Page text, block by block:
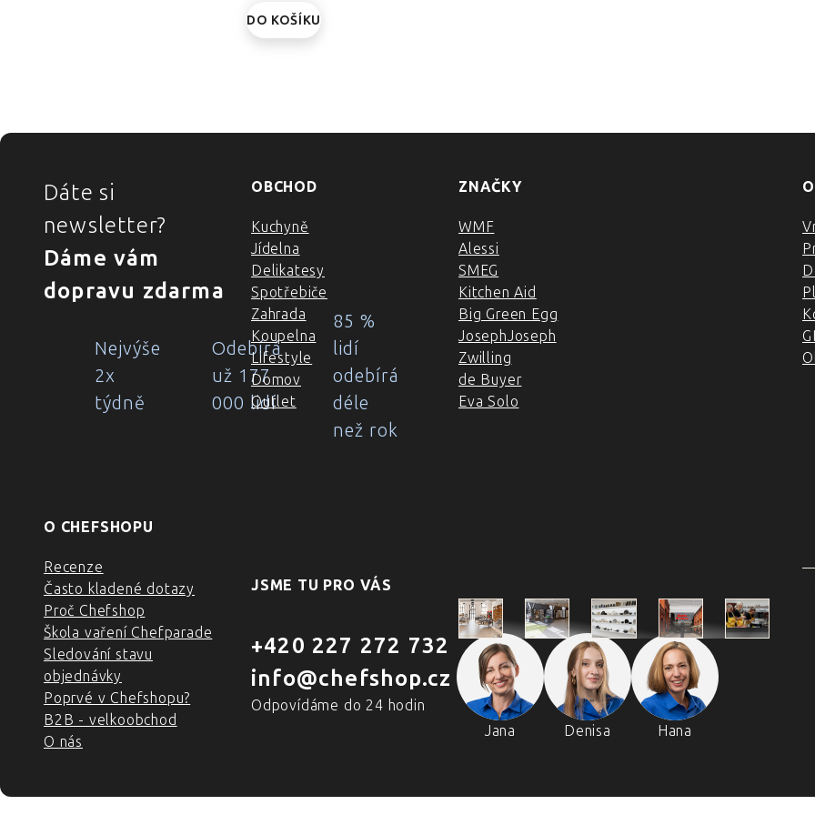
DO KOŠÍKU
ZÁPATÍ
Dáte si
newsletter?
Dáme vám
dopravu zdarma
Nejvýše
2x
týdně
Odebírá
už 177
000 lidí
85 %
lidí
odebírá
déle
než rok
OBCHOD
Kuchyně
Jídelna
Delikatesy
Spotřebiče
Zahrada
Koupelna
Lifestyle
Domov
Outlet
ZNAČKY
WMF
Alessi
SMEG
Kitchen Aid
Big Green Egg
JosephJoseph
Zwilling
de Buyer
Eva Solo
O CHEFSHOPU
Recenze
Často kladené dotazy
Proč Chefshop
Škola vaření Chefparade
Sledování stavu
objednávky
Poprvé v Chefshopu?
B2B - velkoobchod
O nás
JSME TU PRO VÁS
Jana Denisa Hana
+420 227 272 732
info@chefshop.cz
Odpovídáme do 24 hodin
Praha
Holešovická
tržnice
Praha
Retail Park
Štěrboholy
Outlet
Praha
Brno
Náměstí
Svobody